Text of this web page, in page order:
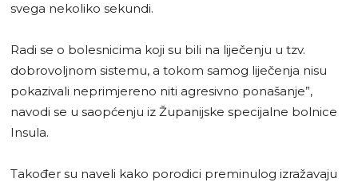
svega nekoliko sekundi.
Radi se o bolesnicima koji su bili na liječenju u tzv.
dobrovoljnom sistemu, a tokom samog liječenja nisu
pokazivali neprimjereno niti agresivno ponašanje”,
navodi se u saopćenju iz Županijske specijalne bolnice
Insula.
Također su naveli kako porodici preminulog izražavaju